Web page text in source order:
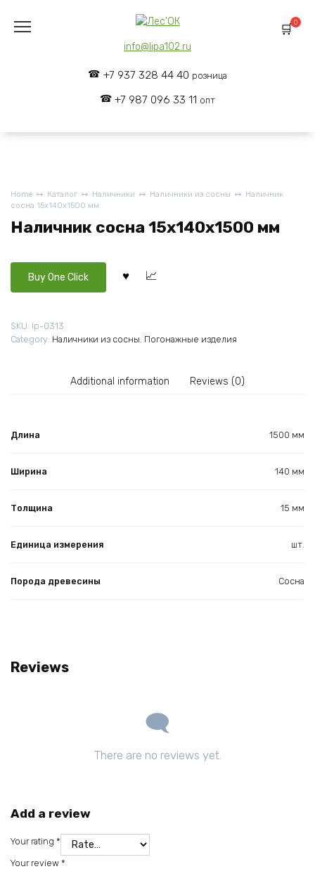
content
info@lipa102.ru
+7 937 328 44 40 розница
+7 987 096 33 11 опт
0
Home Каталог Наличники Наличники из сосны
Наличник
сосна 15x140x1500 мм
Наличник сосна 15x140x1500 мм
Buy One Click
SKU: lp-0313
Category: Наличники из сосны, Погонажные изделия
Additional information Reviews (0)
Длина 1500 мм
Ширина 140 мм
Толщина 15 мм
Единица измерения шт.
Порода древесины Сосна
Reviews
There are no reviews yet.
Add a review
Your rating *
Your review *